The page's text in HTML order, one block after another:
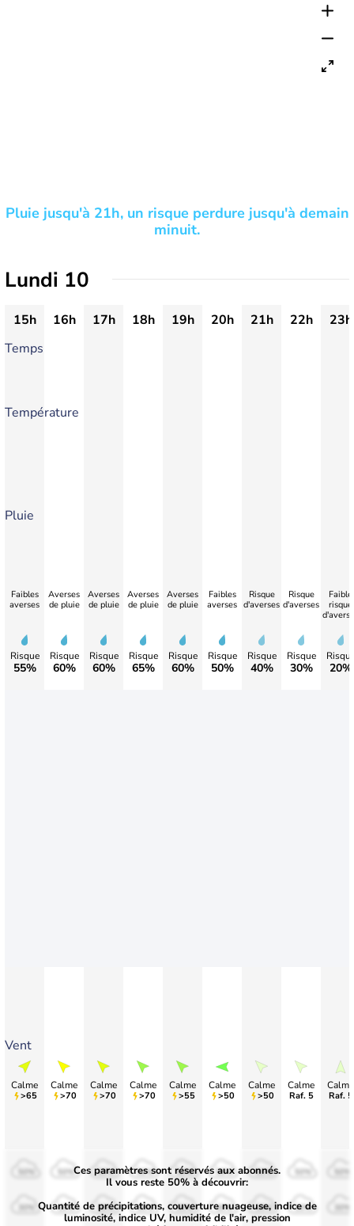
Pluie jusqu'à 21h, un risque perdure jusqu'à demain
minuit.
Lundi 10
15h 16h 17h 18h 19h 20h 21h 22h
23h
Temps
Température
Pluie
Vent
Faibles
averses
Risque
55%
Calme
>65
Averses
de pluie
Risque
60%
Calme
>70
Averses
de pluie
Risque
60%
Calme
>70
Averses
de pluie
Risque
65%
Calme
>70
Averses
de pluie
Risque
60%
Calme
>55
Faibles
averses
Risque
50%
Calme
>50
Risque
d'averses
Risque
40%
Calme
>50
Risque
d'averses
Risque
30%
Calme
Raf. 5
Faible
risque
20%
Calme
Raf. 5
50%
30%
50%
30%
50%
30%
50%
30%
50%
30%
50%
30%
50%
30%
Ces paramètres sont réservés aux abonnés.
Il vous reste 50% à découvrir:
Quantité de précipitations, couverture nuageuse, indice de
luminosité, indice UV, humidité de l'air, pression